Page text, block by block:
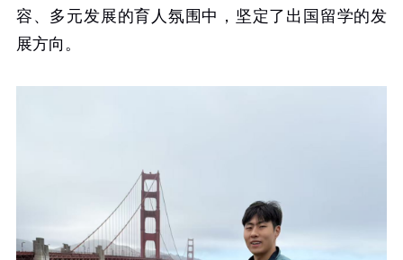
容、多元发展的育人氛围中，坚定了出国留学的发
展方向。